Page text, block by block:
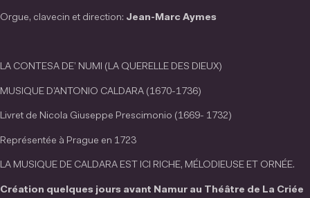
Orgue, clavecin et direction: Jean-Marc Aymes
LA CONTESA DE’ NUMI (LA QUERELLE DES DIEUX)
MUSIQUE D’ANTONIO CALDARA (1670-1736)
Livret de Nicola Giuseppe Prescimonio (1669- 1732)
Représentée à Prague en 1723
LA MUSIQUE DE CALDARA EST ICI RICHE, MÉLODIEUSE ET ORNÉE.
Création quelques jours avant Namur au Théâtre de La Criée